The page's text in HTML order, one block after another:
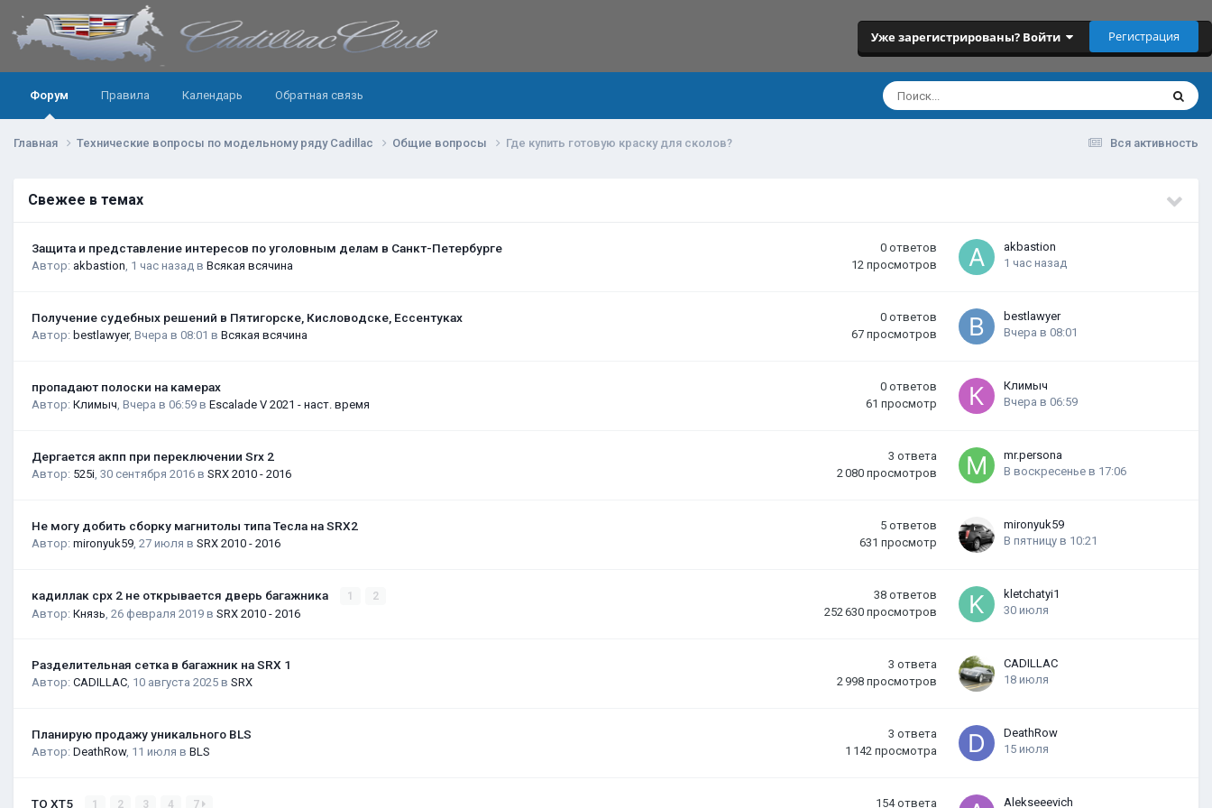
Уже зарегистрированы? Войти Регистрация
Форум Правила Календарь Обратная связь
Вся активность
Главная Технические вопросы по модельному ряду Cadillac Общие вопросы Где купить готовую краску для сколов?
Свежее в темах
Защита и представление интересов по уголовным делам в Санкт-Петербурге
Автор: akbastion 1 час назад в Всякая всячина
0 ответов
12 просмотров
akbastion
1 час назад
Получение судебных решений в Пятигорске, Кисловодске, Ессентуках
Автор: bestlawyer, Вчера в 08:01 в Всякая всячина
0 ответов
67 просмотров
bestlawyer
Вчера в 08:01
пропадают полоски на камерах
Автор: Климыч Вчера в 06:59 в Escalade V 2021 - наст. время
0 ответов
61 просмотр
Климыч
Вчера в 06:59
Дергается акпп при переключении Srx 2
Автор: 525i 30 сентября 2016 в SRX 2010 - 2016
3 ответа
2 080 просмотров
mr.persona
В воскресенье в 17:06
Не могу добить сборку магнитолы типа Тесла на SRX2
Автор: mironyuk59 27 июля в SRX 2010 - 2016
5 ответов
631 просмотр
mironyuk59
В пятницу в 10:21
кадиллак срх 2 не открывается дверь багажника 1 2
Автор: Князь 26 февраля 2019 в SRX 2010 - 2016
38 ответов
252 630 просмотров
kletchatyi1
30 июля
Разделительная сетка в багажник на SRX 1
Автор: CADILLAC 10 августа 2025 в SRX
3 ответа
2 998 просмотров
CADILLAC
18 июля
Планирую продажу уникального BLS
Автор: DeathRow, 11 июля в BLS
3 ответа
1 142 просмотра
DeathRow
15 июля
ТО XT5 1 2 3 4 7 154 ответа Alekseeevich